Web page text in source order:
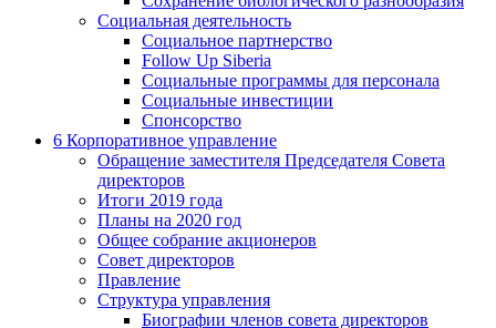
Социальная деятельность
Социальное партнерство
Follow Up Siberia
Социальные программы для персонала
Социальные инвестиции
Спонсорство
6 Корпоративное управление
Обращение заместителя Председателя Совета
директоров
Итоги 2019 года
Планы на 2020 год
Общее собрание акционеров
Совет директоров
Правление
Структура управления
Биографии членов совета директоров